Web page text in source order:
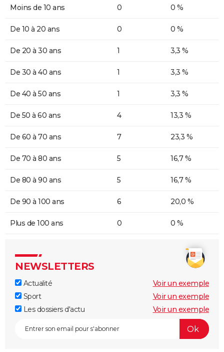
Moins de 10 ans 0 0 %
De 10 à 20 ans 0 0 %
De 20 à 30 ans 1 3,3 %
De 30 à 40 ans 1 3,3 %
De 40 à 50 ans 1 3,3 %
De 50 à 60 ans 4 13,3 %
De 60 à 70 ans 7 23,3 %
De 70 à 80 ans 5 16,7 %
De 80 à 90 ans 5 16,7 %
De 90 à 100 ans 6 20,0 %
Plus de 100 ans 0 0 %
NEWSLETTERS
Actualité
Voir un exemple
Sport
Voir un exemple
Les dossiers d'actu
Voir un exemple